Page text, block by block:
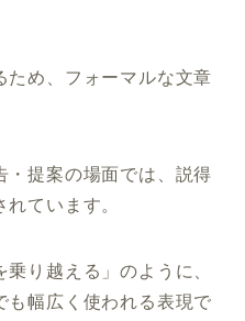
ため、フォーマルな文章
・提案の場面では、説得
ています。
乗り越える」のように、
も幅広く使われる表現で